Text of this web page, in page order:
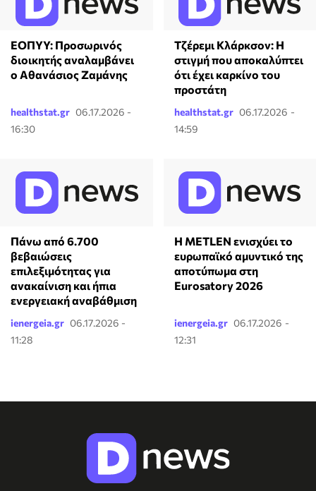
ΕΟΠΥΥ: Προσωρινός
διοικητής αναλαμβάνει
ο Αθανάσιος Ζαμάνης
healthstat.gr 06.17.2026 -
16:30
Τζέρεμι Κλάρκσον: Η
στιγμή που αποκαλύπτει
ότι έχει καρκίνο του
προστάτη
healthstat.gr 06.17.2026 -
14:59
Πάνω από 6.700
βεβαιώσεις
επιλεξιμότητας για
ανακαίνιση και ήπια
ενεργειακή αναβάθμιση
ienergeia.gr 06.17.2026 -
11:28
Η METLEN ενισχύει το
ευρωπαϊκό αμυντικό της
αποτύπωμα στη
Eurosatory 2026
ienergeia.gr 06.17.2026 -
12:31